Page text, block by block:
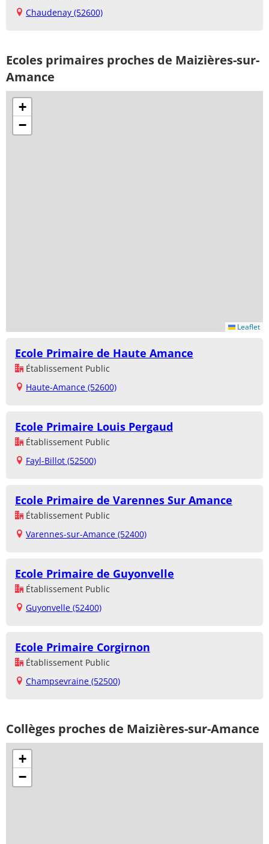
Chaudenay (52600)
Ecoles primaires proches de Maizières-sur-
Amance
+
−
Leaflet
Ecole Primaire de Haute Amance
Établissement Public
Haute-Amance (52600)
Ecole Primaire Louis Pergaud
Établissement Public
Fayl-Billot (52500)
Ecole Primaire de Varennes Sur Amance
Établissement Public
Varennes-sur-Amance (52400)
Ecole Primaire de Guyonvelle
Établissement Public
Guyonvelle (52400)
Ecole Primaire Corgirnon
Établissement Public
Champsevraine (52500)
Collèges proches de Maizières-sur-Amance
+
−